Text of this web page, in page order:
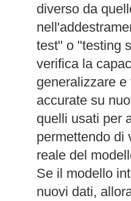
diverso da
test" o "testing
verifica la
generalizzare
accurate su
quelli usati per
permettendo di
reale del
Se il modello
nuovi dati,